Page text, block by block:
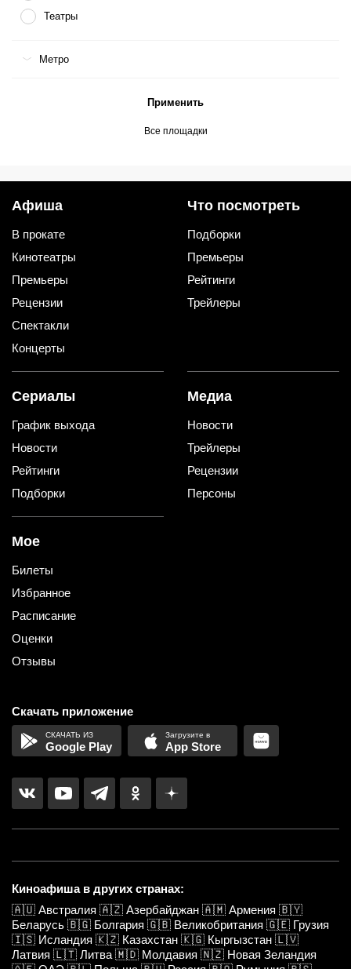
Театры
Метро
Применить
Все площадки
Афиша
В прокате
Кинотеатры
Премьеры
Рецензии
Спектакли
Концерты
Что посмотреть
Подборки
Премьеры
Рейтинги
Трейлеры
Сериалы
График выхода
Новости
Рейтинги
Подборки
Медиа
Новости
Трейлеры
Рецензии
Персоны
Мое
Билеты
Избранное
Расписание
Оценки
Отзывы
Скачать приложение
Google Play App Store
Киноафиша в других странах:
🇦🇺 Австралия 🇦🇿 Азербайджан 🇦🇲 Армения 🇧🇾
Беларусь 🇧🇬 Болгария 🇬🇧 Великобритания 🇬🇪 Грузия
🇮🇸 Исландия 🇰🇿 Казахстан 🇰🇬 Кыргызстан 🇱🇻
Латвия 🇱🇹 Литва 🇲🇩 Молдавия 🇳🇿 Новая Зеландия